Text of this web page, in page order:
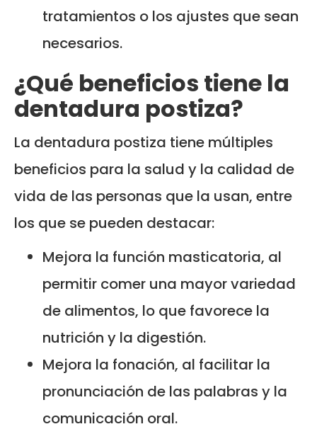
tratamientos o los ajustes que sean
necesarios.
¿Qué beneficios tiene la
dentadura postiza?
La dentadura postiza tiene múltiples
beneficios para la salud y la calidad de
vida de las personas que la usan, entre
los que se pueden destacar:
Mejora la función masticatoria, al
permitir comer una mayor variedad
de alimentos, lo que favorece la
nutrición y la digestión.
Mejora la fonación, al facilitar la
pronunciación de las palabras y la
comunicación oral.